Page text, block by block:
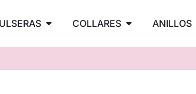
Abrir PULSERAS
COLLARES Abrir COLLARES
ANILLOS